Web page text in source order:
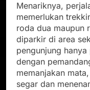
Menariknya,
memerlukan
roda dua maupun
diparkir di area
pengunjung
dengan
memanjakan
segar dan